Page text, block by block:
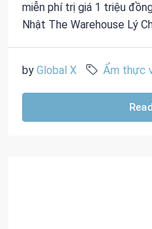
miễn phí trị giá 1 triệu
Nhật The Warehouse Lý
by Global X Ẩm thực